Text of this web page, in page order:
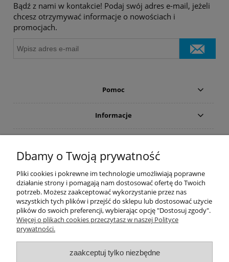
Bądź z nami w kontakcie! Podaj swój adres e-mail, jeżeli
chcesz otrzymywać informacje o nowościach i
promocjach.
Pomoc
Informacje
PRODUCENCI
Popularne kategorie
Dive Factory 24-aleja 29 Listopada 165-
woj. małopolskie - NIP 9452184931
Dbamy o Twoją prywatność
Pliki cookies i pokrewne im technologie umożliwiają poprawne
działanie strony i pomagają nam dostosować ofertę do Twoich
potrzeb. Możesz zaakceptować wykorzystanie przez nas
wszystkich tych plików i przejść do sklepu lub dostosować użycie
plików do swoich preferencji, wybierając opcję "Dostosuj zgody".
Więcej o plikach cookies przeczytasz w naszej Polityce
prywatności.
zaakceptuj tylko niezbędne